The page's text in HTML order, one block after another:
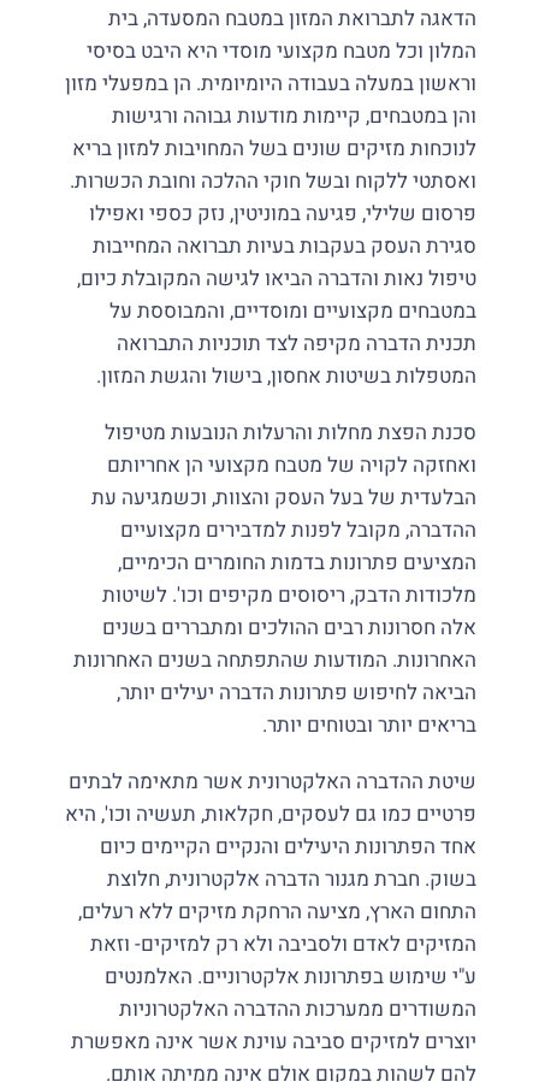
הדאגה לתברואת המזון במטבח המסעדה, בית
המלון וכל מטבח מקצועי מוסדי היא היבט בסיסי
וראשון במעלה בעבודה היומיומית. הן במפעלי מזון
והן במטבחים, קיימות מודעות גבוהה ורגישות
לנוכחות מזיקים שונים בשל המחויבות למזון בריא
ואסתטי ללקוח ובשל חוקי ההלכה וחובת הכשרות.
פרסום שלילי, פגיעה במוניטין, נזק כספי ואפילו
סגירת העסק בעקבות בעיות תברואה המחייבות
טיפול נאות והדברה הביאו לגישה המקובלת כיום,
במטבחים מקצועיים ומוסדיים, והמבוססת על
תכנית הדברה מקיפה לצד תוכניות התברואה
המטפלות בשיטות אחסון, בישול והגשת המזון.
סכנת הפצת מחלות והרעלות הנובעות מטיפול
ואחזקה לקויה של מטבח מקצועי הן אחריותם
הבלעדית של בעל העסק והצוות, וכשמגיעה עת
ההדברה, מקובל לפנות למדבירים מקצועיים
המציעים פתרונות בדמות החומרים הכימיים,
מלכודות הדבק, ריסוסים מקיפים וכו'. לשיטות
אלה חסרונות רבים ההולכים ומתבררים בשנים
האחרונות. המודעות שהתפתחה בשנים האחרונות
הביאה לחיפוש פתרונות הדברה יעילים יותר,
בריאים יותר ובטוחים יותר.
שיטת ההדברה האלקטרונית אשר מתאימה לבתים
פרטיים כמו גם לעסקים, חקלאות, תעשיה וכו', היא
אחד הפתרונות היעילים והנקיים הקיימים כיום
בשוק. חברת מגנור הדברה אלקטרונית, חלוצת
התחום הארץ, מציעה הרחקת מזיקים ללא רעלים,
המזיקים לאדם ולסביבה ולא רק למזיקים- וזאת
ע"י שימוש בפתרונות אלקטרוניים. האלמנטים
המשודרים ממערכות ההדברה האלקטרוניות
יוצרים למזיקים סביבה עוינת אשר אינה מאפשרת
להם לשהות במקום אולם אינה ממיתה אותם.